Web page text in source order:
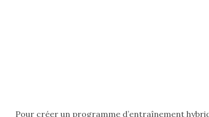
Pour créer un programme d’entraînement